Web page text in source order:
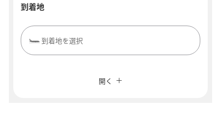
到着地
到着地を選択
往復で異なるクラスで検索
開く